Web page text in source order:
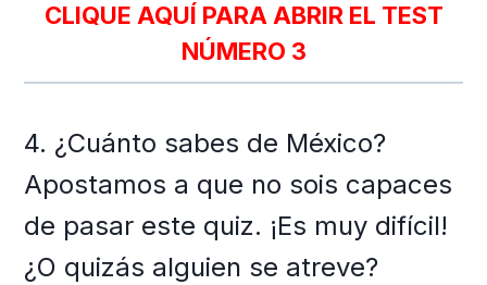
CLIQUE AQUÍ PARA ABRIR EL TEST
NÚMERO 3
4. ¿Cuánto sabes de México?
Apostamos a que no sois capaces
de pasar este quiz. ¡Es muy difícil!
¿O quizás alguien se atreve?